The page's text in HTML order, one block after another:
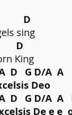
D
sing
D
King
D/A A
Deo
D/A A
De e e